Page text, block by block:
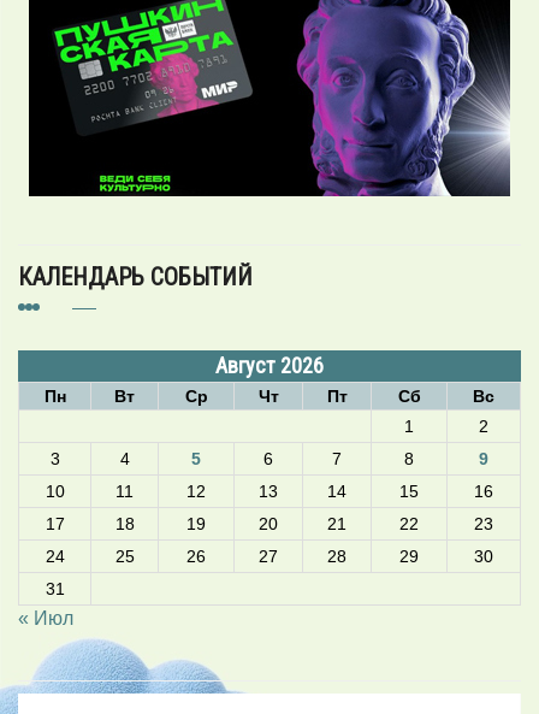
КАЛЕНДАРЬ СОБЫТИЙ
Август 2026
Пн Вт Ср Чт Пт Сб
Вс
1
2
3
4 5 6 7 8
9
10
11 12 13 14 15
16
17
18 19 20 21 22
23
24
25 26 27 28 29
30
31
« Июл